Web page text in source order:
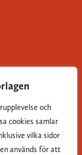
och
cookies samlar
vilka sidor
används för att